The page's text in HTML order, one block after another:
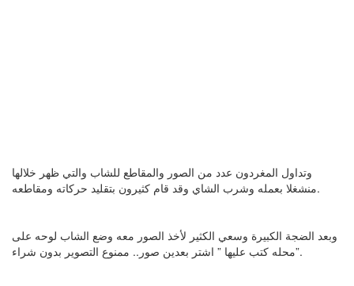
وتداول المغردون عدد من الصور والمقاطع للشاب والتي ظهر خلالها
منشغلا بعمله وشرب الشاي وقد قام كثيرون بتقليد حركاته ومقاطعه.
وبعد الضجة الكبيرة وسعي الكثير لأخذ الصور معه وضع الشاب لوحه على
محله كتب عليها ” اشتر بعدين صور.. ممنوع التصوير بدون شراء”.